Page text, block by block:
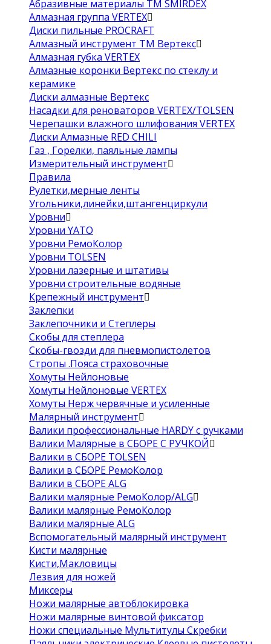
Абразивные материалы ТМ SMIRDEX
Алмазная группа VERTEX
Диски пильные PROCRAFT
Алмазный инструмент ТМ Вертекс
Алмазная губка VERTEX
Алмазные коронки Вертекс по стеклу и
керамике
Диски алмазные Вертекс
Насадки для реноваторов VERTEX/TOLSEN
Черепашки влажного шлифования VERTEX
Диски Алмазные RED CHILI
Газ , Горелки, паяльные лампы
Измерительный инструмент
Правила
Рулетки,мерные ленты
Угольники,линейки,штангенциркули
Уровни
Уровни YATO
Уровни РемоКолор
Уровни TOLSEN
Уровни лазерные и штативы
Уровни строительные водяные
Крепежный инструмент
Заклепки
Заклепочники и Степлеры
Скобы для степлера
Скобы-гвозди для пневмопистолетов
Стропы .Пояса страховочные
Хомуты Нейлоновые
Хомуты Нейлоновые VERTEX
Хомуты Нерж червячные и усиленные
Малярный инструмент
Валики профессиональные HARDY с ручками
Валики Малярные в СБОРЕ С РУЧКОЙ
Валики в СБОРЕ TOLSEN
Валики в СБОРЕ РемоКолор
Валики в СБОРЕ ALG
Валики малярные РемоКолор/ALG
Валики малярные РемоКолор
Валики малярные ALG
Вспомогательный малярный инструмент
Кисти малярные
Кисти,Макловицы
Лезвия для ножей
Миксеры
Ножи малярные автоблокировка
Ножи малярные винтовой фиксатор
Ножи специальные Мультитулы Скребки